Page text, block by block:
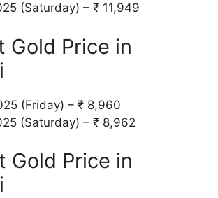
(Saturday) – ₹ 11,949
Gold Price in
(Friday) – ₹ 8,960
(Saturday) – ₹ 8,962
Gold Price in